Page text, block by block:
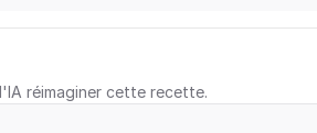
réimaginer cette recette.